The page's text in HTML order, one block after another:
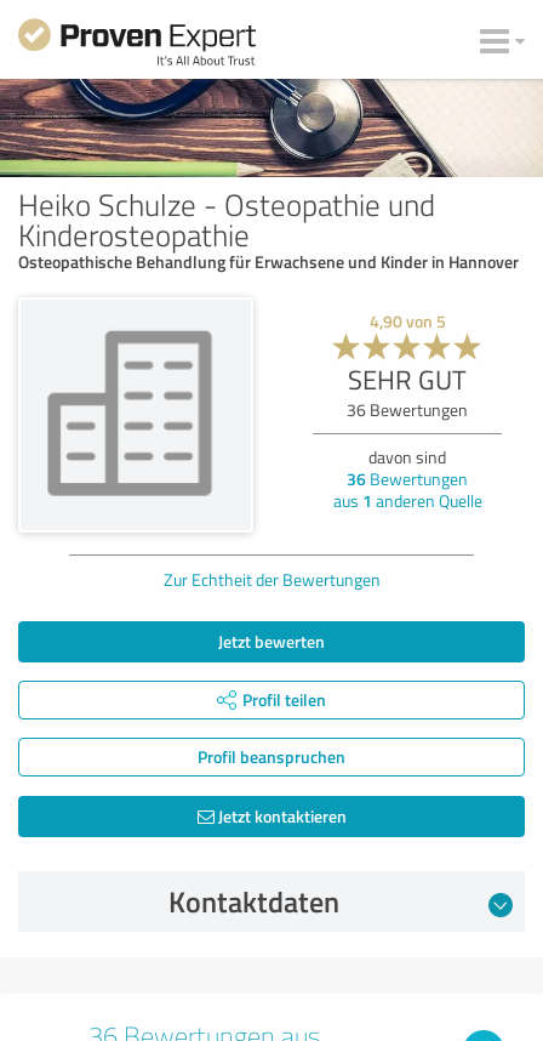
Heiko Schulze - Osteopathie und
Kinderosteopathie
Osteopathische Behandlung für Erwachsene und Kinder in Hannover
4,90von 5
SEHR GUT
36 Bewertungen
davon sind
36 Bewertungen
aus 1 anderen Quelle
Zur Echtheit der Bewertungen
Jetzt bewerten
Profil teilen
Profil beanspruchen
Jetzt kontaktieren
Kontaktdaten